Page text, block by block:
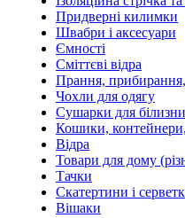
Придверні килимки
Швабри і аксесуари
Ємності
Сміттєві відра
Прання,
Чохли для одягу
Сушарки для білизни
Кошики,
Відра
Товари для дому
Тачки
Скатертини і
Вішаки